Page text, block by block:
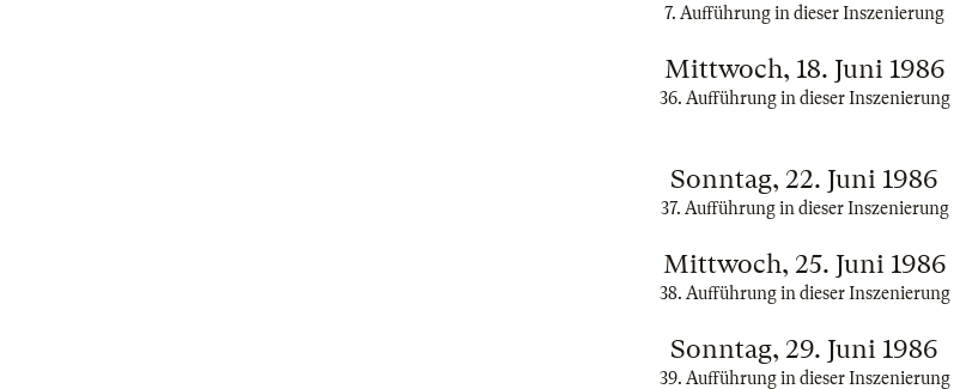
7. Aufführung in dieser Inszenierung
Mittwoch, 18. Juni 1986
36. Aufführung in dieser Inszenierung
Sonntag, 22. Juni 1986
37. Aufführung in dieser Inszenierung
Mittwoch, 25. Juni 1986
38. Aufführung in dieser Inszenierung
Sonntag, 29. Juni 1986
39. Aufführung in dieser Inszenierung